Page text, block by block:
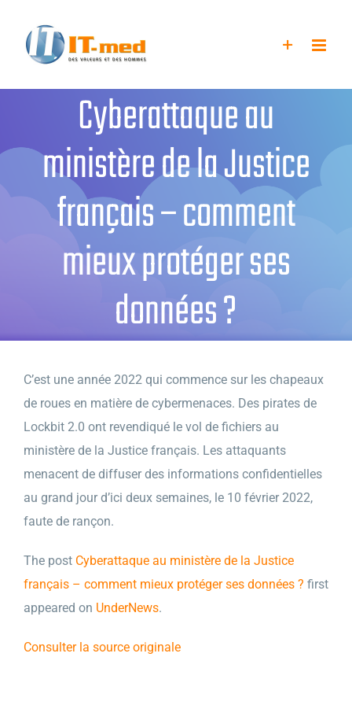
contenu
Cyberattaque au
ministère de la Justice
français – comment
mieux protéger ses
données ?
C’est une année 2022 qui commence sur les chapeaux
de roues en matière de cybermenaces. Des pirates de
Lockbit 2.0 ont revendiqué le vol de fichiers au
ministère de la Justice français. Les attaquants
menacent de diffuser des informations confidentielles
au grand jour d’ici deux semaines, le 10 février 2022,
faute de rançon.
The post Cyberattaque au ministère de la Justice
français – comment mieux protéger ses données ? first
appeared on UnderNews.
Consulter la source originale